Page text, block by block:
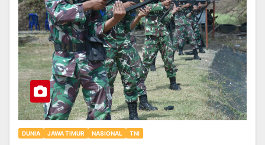
DUNIA JAWA TIMUR NASIONAL TNI